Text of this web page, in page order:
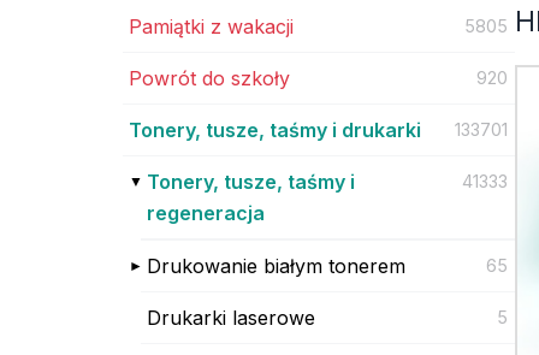
Pamiątki z wakacji 5805
Powrót do szkoły 920
Tonery, tusze, taśmy i drukarki 133701
Tonery, tusze, taśmy i
regeneracja
41333
Drukowanie białym tonerem 65
Drukarki laserowe 5